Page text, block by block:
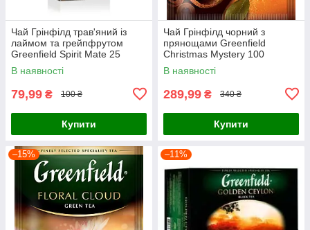
Чай Грінфілд трав'яний із
лаймом та грейпфрутом
Greenfield Spirit Mate 25
пакетиків
В наявності
79,99 ₴ 100 ₴
Купити
Чай Грінфілд чорний з
прянощами Greenfield
Christmas Mystery 100
пакетиків ХоРеКа
В наявності
289,99 ₴ 340 ₴
Купити
–15% –11%